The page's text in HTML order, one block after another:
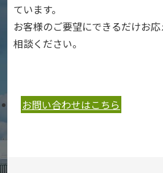
ています。
お客様のご要望にできるだけお
相談ください。
お問い合わせはこちら